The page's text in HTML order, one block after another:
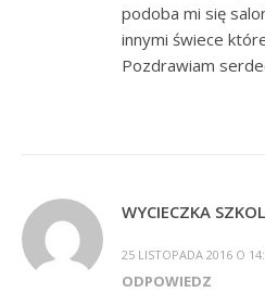
podoba mi się
innymi świece
Pozdrawiam
WYCIECZKA
25 LISTOPADA 2016 O
ODPOWIEDZ